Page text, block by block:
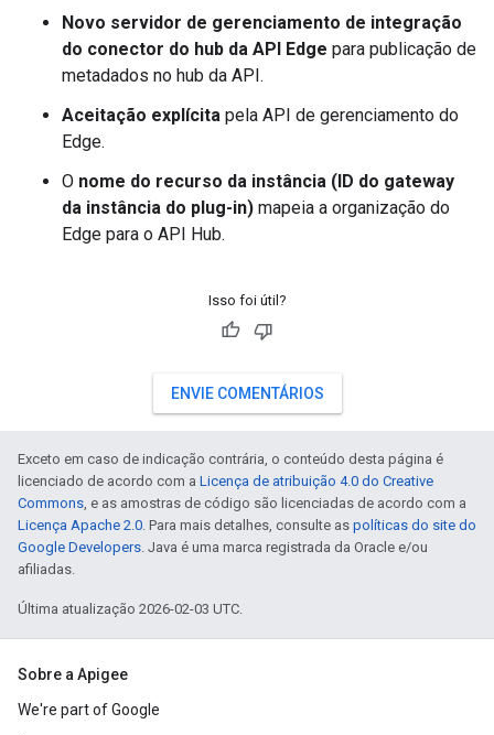
Novo servidor de gerenciamento de integração
do conector do hub da API Edge para publicação de
metadados no hub da API.
Aceitação explícita pela API de gerenciamento do
Edge.
O nome do recurso da instância (ID do gateway
da instância do plug-in) mapeia a organização do
Edge para o API Hub.
Isso foi útil?
ENVIE COMENTÁRIOS
Exceto em caso de indicação contrária, o conteúdo desta página é
licenciado de acordo com a Licença de atribuição 4.0 do Creative
Commons, e as amostras de código são licenciadas de acordo com a
Licença Apache 2.0. Para mais detalhes, consulte as políticas do site do
Google Developers. Java é uma marca registrada da Oracle e/ou
afiliadas.
Última atualização 2026-02-03 UTC.
Sobre a Apigee
We're part of Google